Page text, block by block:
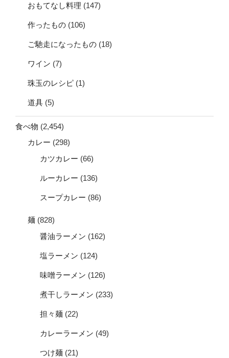
おもてなし料理 (147)
作ったもの (106)
ご馳走になったもの (18)
ワイン (7)
珠玉のレシピ (1)
道具 (5)
食べ物 (2,454)
カレー (298)
カツカレー (66)
ルーカレー (136)
スープカレー (86)
麺 (828)
醤油ラーメン (162)
塩ラーメン (124)
味噌ラーメン (126)
煮干しラーメン (233)
担々麺 (22)
カレーラーメン (49)
つけ麺 (21)